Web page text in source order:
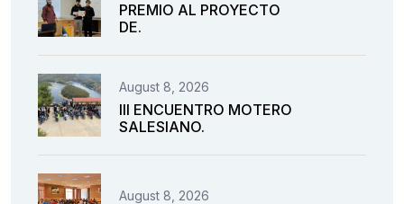
PREMIO AL PROYECTO
DE.
August 8, 2026
III ENCUENTRO MOTERO
SALESIANO.
August 8, 2026